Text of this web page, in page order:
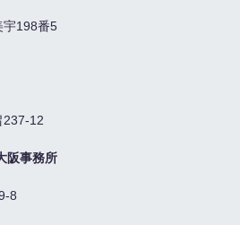
宇198番5
237-12
阪事務所
8